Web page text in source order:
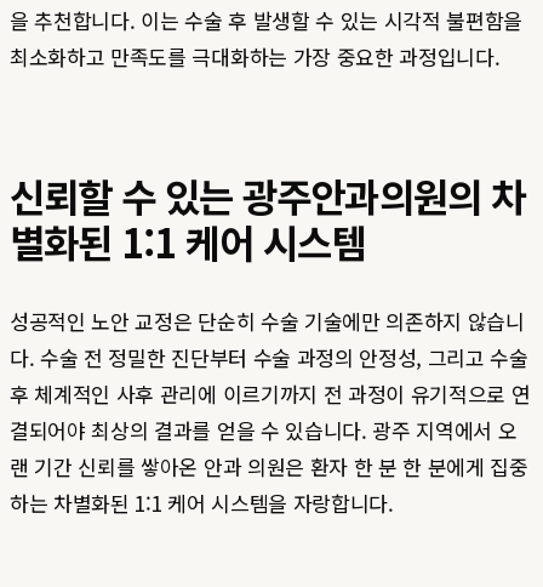
을 추천합니다. 이는 수술 후 발생할 수 있는 시각적 불편함을
최소화하고 만족도를 극대화하는 가장 중요한 과정입니다.
신뢰할 수 있는 광주안과의원의 차
별화된 1:1 케어 시스템
성공적인 노안 교정은 단순히 수술 기술에만 의존하지 않습니
다. 수술 전 정밀한 진단부터 수술 과정의 안정성, 그리고 수술
후 체계적인 사후 관리에 이르기까지 전 과정이 유기적으로 연
결되어야 최상의 결과를 얻을 수 있습니다. 광주 지역에서 오
랜 기간 신뢰를 쌓아온 안과 의원은 환자 한 분 한 분에게 집중
하는 차별화된 1:1 케어 시스템을 자랑합니다.